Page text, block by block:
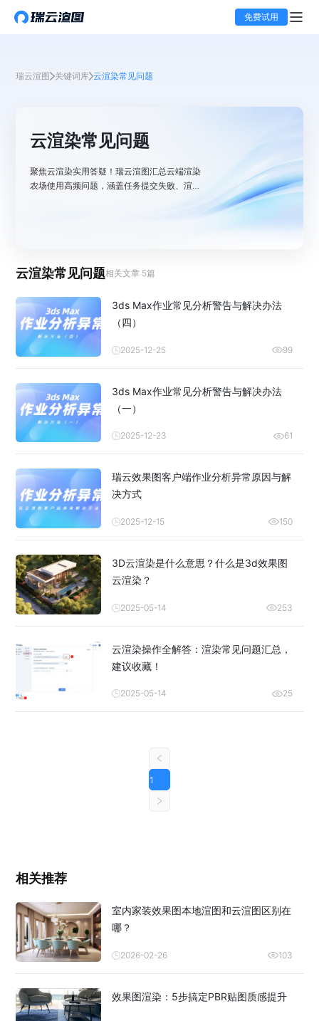
免费试用
瑞云渲图 关键词库 云渲染常见问题
云渲染常见问题
聚焦云渲染实用答疑！瑞云渲图汇总云端渲染
农场使用高频问题，涵盖任务提交失败、渲染
云渲染常见问题相关文章 5篇
3ds Max作业常见分析警告与解决办法
（四）
2025-12-25 99
3ds Max作业常见分析警告与解决办法
（一）
2025-12-23 61
瑞云效果图客户端作业分析异常原因与解
决方式
2025-12-15 150
3D云渲染是什么意思？什么是3d效果图
云渲染？
2025-05-14 253
云渲染操作全解答：渲染常见问题汇总，
建议收藏！
2025-05-14 25
1
相关推荐
室内家装效果图本地渲图和云渲图区别在
哪？
2026-02-26 103
效果图渲染：5步搞定PBR贴图质感提升